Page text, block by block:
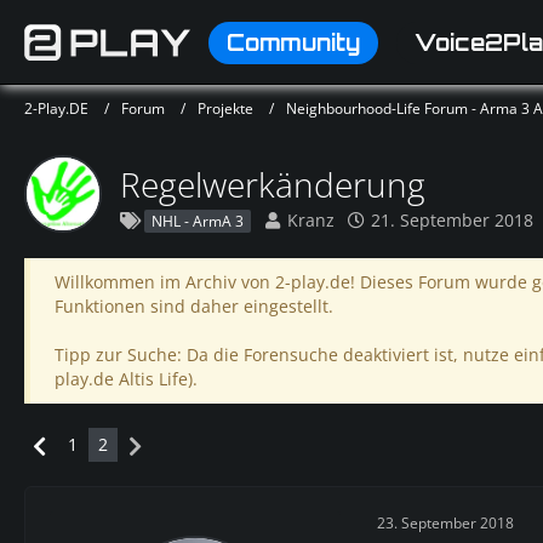
Community
2-Play.DE Forum Projekte Neighbourhood-Life Forum - Arma 3
Regelwerkänderung
NHL - ArmA 3 Kranz 21. September 2018
Willkommen im Archiv von 2-play.de! Dieses Forum
Funktionen sind daher eingestellt.
Tipp zur Suche: Da die Forensuche deaktiviert ist, nutze
play.de Altis Life).
1 2
23. September 2018